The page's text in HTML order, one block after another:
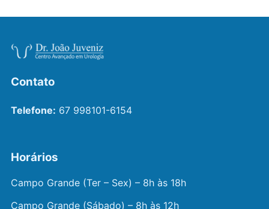
Contato
Telefone: 67 998101-6154
Horários
Campo Grande (Ter – Sex) – 8h às 18h
Campo Grande (Sábado) – 8h às 12h